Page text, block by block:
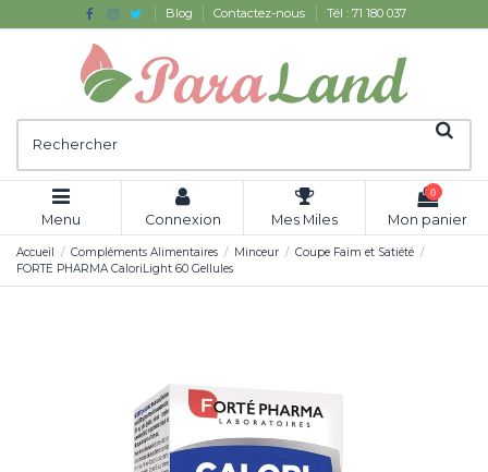
Blog Contactez-nous Tél : 71 180 037
Menu Connexion Mes Miles
0
Mon panier
Accueil Compléments Alimentaires Minceur
Coupe Faim et Satiété
FORTE PHARMA CaloriLight 60 Gellules